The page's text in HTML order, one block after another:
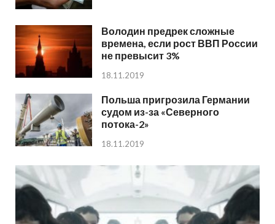
Володин предрек сложные
времена, если рост ВВП России
не превысит 3%
18.11.2019
Польша пригрозила Германии
судом из-за «Северного
потока-2»
18.11.2019